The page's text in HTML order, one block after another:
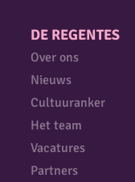
DE REGENTES
Over ons
Nieuws
Cultuuranker
Het team
Vacatures
Partners